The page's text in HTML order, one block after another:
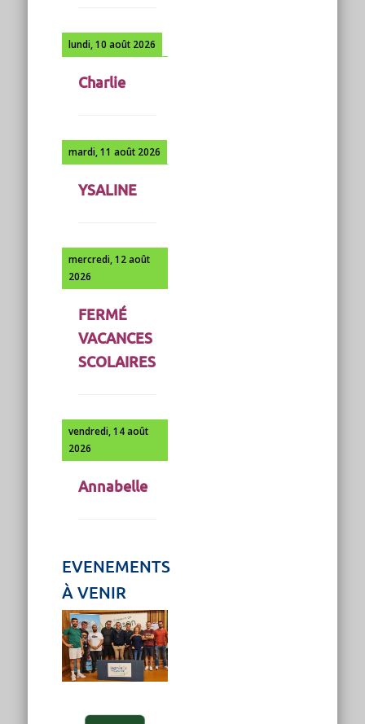
lundi, 10 août 2026
Charlie
mardi, 11 août 2026
YSALINE
mercredi, 12 août
2026
FERMÉ
VACANCES
SCOLAIRES
vendredi, 14 août
2026
Annabelle
EVENEMENTS
À VENIR